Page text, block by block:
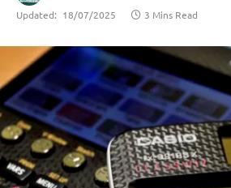
Updated: 18/07/2025 3 Mins Read